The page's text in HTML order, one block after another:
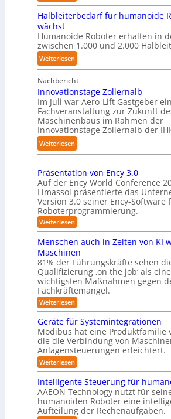
s
D
t
e
r
e
o
-
K
a
m
r
a
s
y
s
t
e
m
ü
r
R
o
b
o
t
i
k
u
n
d
L
S
h
t
t
l
e
-
S
y
s
t
e
m
ü
r
R
e
i
n
r
ä
u
m
e
b
i
I
S
O
-
K
l
a
s
s
Halbleiterbedarf für humanoide
wächst
Humanoide Roboter erhalten in
zwischen 1.000 und 2.000
Weiterlesen:
H
a
l
b
l
e
i
t
r
b
e
d
a
r
f
ü
r
h
u
m
a
n
o
i
d
e
R
o
b
o
Nachbericht
Innovationstage Zollernalb
Im Juli war Aero-Lift Gastgeber
Fachveranstaltung zur Zukunft
Maschinenbaus im Rahmen der
Innovationstage Zollernalb der
Weiterlesen:
I
n
o
v
a
t
i
o
n
s
t
a
g
e
Z
o
l
l
e
n
a
l
Präsentation von Ency 3.0
Auf der Ency World Conference
Limassol präsentierte das
Version 3.0 seiner Ency-Software
Roboterprogrammierung.
Weiterlesen:
P
ä
s
e
n
t
a
t
i
o
n
v
o
n
E
n
c
y
3
.
0
Menschen auch in Zeiten von KI
Maschinen
81% der Führungskräfte sehen
Qualifizierung ‚on the job‘ als
wichtigsten Maßnahmen gegen
Fachkräftemangel.
Weiterlesen:
M
n
s
c
h
e
n
a
u
c
h
i
n
Geräte für Systemintegrationen
Modibus hat eine Produktfamilie
die die Verbindung von
Anlagensteuerungen erleichtert.
Weiterlesen:
G
e
r
ä
t
e
Intelligente Steuerung für
AAEON Technology nutzt für
humanoiden Roboter eine
Aufteilung der Rechenaufgaben.